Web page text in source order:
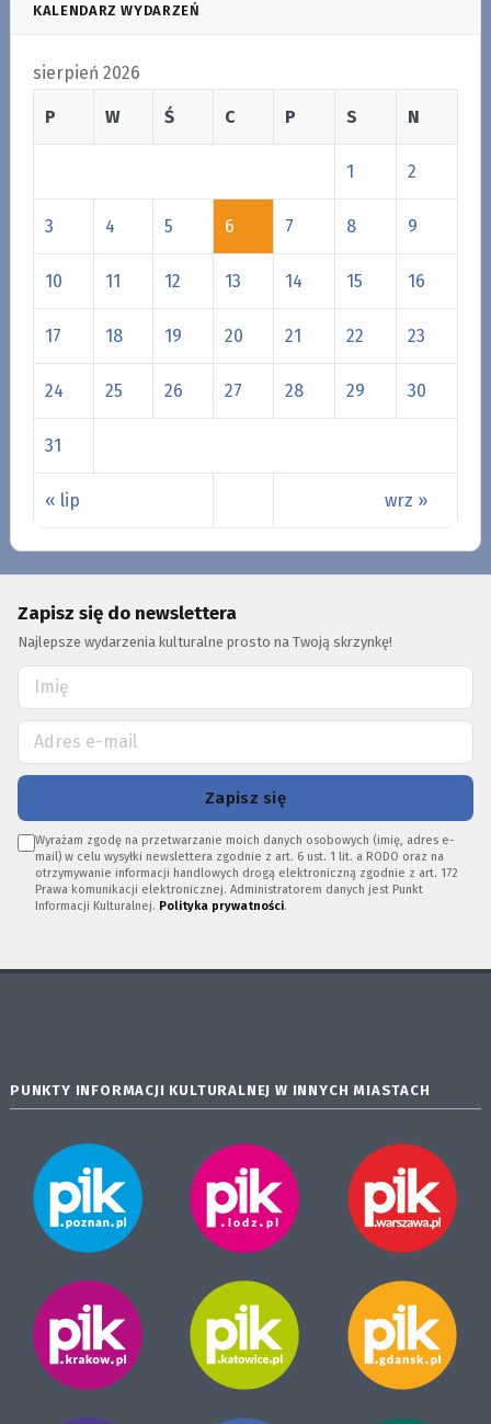
KALENDARZ WYDARZEŃ
sierpień 2026
P W Ś C P S N
« lip wrz »
1 2
3 4 5 6 7 8 9
10 11 12 13 14 15 16
17 18 19 20 21 22 23
24 25 26 27 28 29 30
31
Zapisz się do newslettera
Najlepsze wydarzenia kulturalne prosto na Twoją skrzynkę!
Zapisz się
Wyrażam zgodę na przetwarzanie moich danych osobowych (imię, adres e-
mail) w celu wysyłki newslettera zgodnie z art. 6 ust. 1 lit. a RODO oraz na
otrzymywanie informacji handlowych drogą elektroniczną zgodnie z art. 172
Prawa komunikacji elektronicznej. Administratorem danych jest Punkt
Informacji Kulturalnej. Polityka prywatności.
PUNKTY INFORMACJI KULTURALNEJ W INNYCH MIASTACH